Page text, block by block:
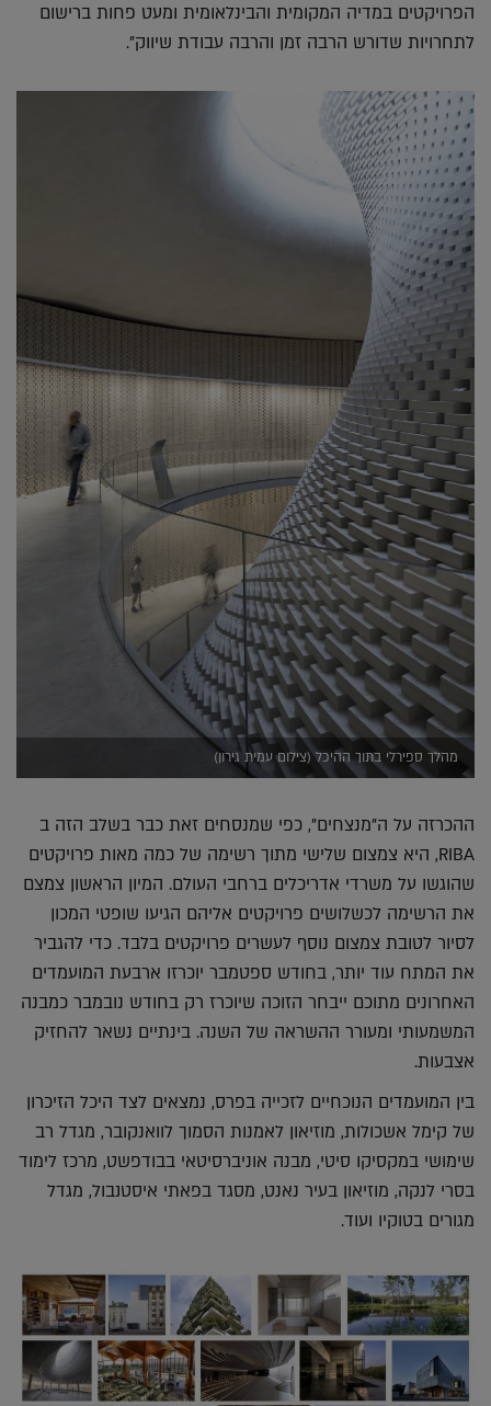
הפרויקטים במדיה המקומית והבינלאומית ומעט פחות ברישום
לתחרויות שדורש הרבה זמן והרבה עבודת שיווק".
מהלך ספירלי בתוך ההיכל (צילום עמית גירון)
ההכרזה על ה"מנצחים", כפי שמנסחים זאת כבר בשלב הזה ב
RIBA, היא צמצום שלישי מתוך רשימה של כמה מאות פרויקטים
שהוגשו על משרדי אדריכלים ברחבי העולם. המיון הראשון צמצם
את הרשימה לכשלושים פרויקטים אליהם הגיעו שופטי המכון
לסיור לטובת צמצום נוסף לעשרים פרויקטים בלבד. כדי להגביר
את המתח עוד יותר, בחודש ספטמבר יוכרזו ארבעת המועמדים
האחרונים מתוכם ייבחר הזוכה שיוכרז רק בחודש נובמבר כמבנה
המשמעותי ומעורר ההשראה של השנה. בינתיים נשאר להחזיק
אצבעות.
בין המועמדים הנוכחיים לזכייה בפרס, נמצאים לצד היכל הזיכרון
של קימל אשכולות, מוזיאון לאמנות הסמוך לוואנקובר, מגדל רב
שימושי במקסיקו סיטי, מבנה אוניברסיטאי בבודפשט, מרכז לימוד
בסרי לנקה, מוזיאון בעיר נאנט, מסגד בפאתי איסטנבול, מגדל
מגורים בטוקיו ועוד.